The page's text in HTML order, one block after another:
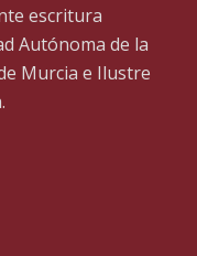
escritura
Autónoma de la
Murcia e Ilustre